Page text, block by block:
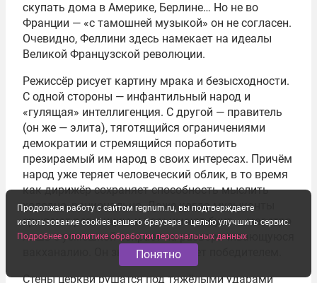
скупать дома в Америке, Берлине… Но не во
Франции — «с тамошней музыкой» он не согласен.
Очевидно, Феллини здесь намекает на идеалы
Великой Французской революции.
Режиссёр рисует картину мрака и безысходности.
С одной стороны — инфантильный народ и
«гулящая» интеллигенция. С другой — правитель
(он же — элита), тяготящийся ограничениями
демократии и стремящийся поработить
презираемый им народ в своих интересах. Причём
народ уже теряет человеческий облик, в то время
как дирижёр сохраняет способность мыслить
холодно, рационально. Даже когда музыканты
срывают репетицию и поднимают бунт — маэстро
лишь с усмешкой взирает на разворачивающуюся
вакханалию. Он знает, кто выйдет победителем.
Стены церкви рушатся под тяжёлыми ударами
Продолжая работу с сайтом regnum.ru, вы подтверждаете
использование cookies вашего браузера с целью улучшить сервис.
Подробнее о политике обработки персональных данных
Понятно